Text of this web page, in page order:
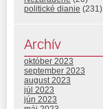
politické dianie (231)
Archív
október 2023
september 2023
august 2023
júl 2023
jún 2023